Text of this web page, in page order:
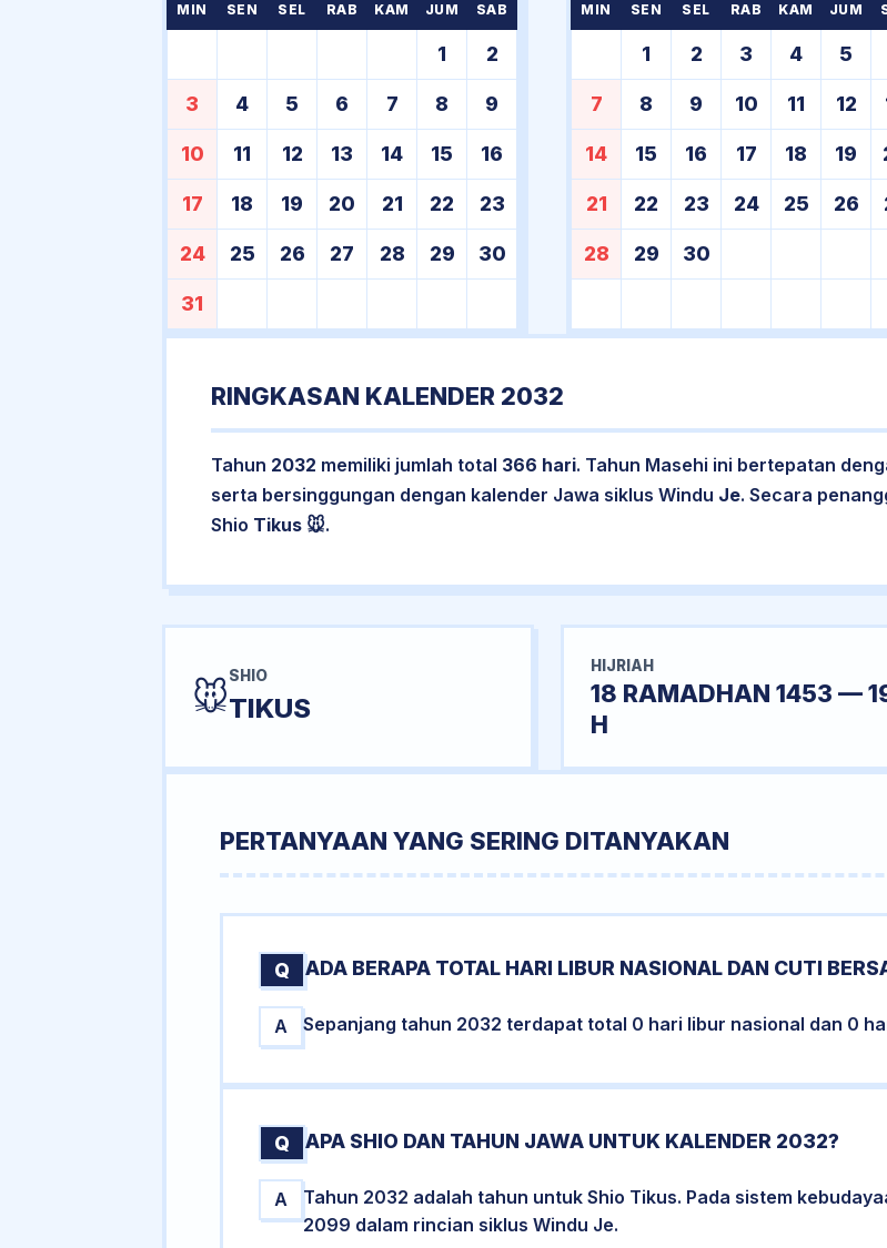
MIN SEN SEL RAB KAM JUM SAB
1 2
3 4 5 6 7 8 9
10 11 12 13 14 15 16
17 18 19 20 21 22 23
24 25 26 27 28 29 30
31
MIN SEN SEL RAB KAM JUM
1 2 3 4 5
7 8 9 10 11 12
14 15 16 17 18 19
21 22 23 24 25 26
28 29 30
RINGKASAN KALENDER 2032
Tahun 2032 memiliki jumlah total 366 hari. Tahun Masehi ini bertepatan
serta bersinggungan dengan kalender Jawa siklus Windu Je. Secara
Shio Tikus 🐭.
🐭SHIO
TIKUS
HIJRIAH
18 RAMADHAN 1453 —
H
PERTANYAAN YANG SERING DITANYAKAN
Q ADA BERAPA TOTAL HARI LIBUR NASIONAL DAN CUTI
A Sepanjang tahun 2032 terdapat total 0 hari libur nasional dan 0
Q APA SHIO DAN TAHUN JAWA UNTUK KALENDER 2032?
A
Tahun 2032 adalah tahun untuk Shio Tikus. Pada sistem
2099 dalam rincian siklus Windu Je.